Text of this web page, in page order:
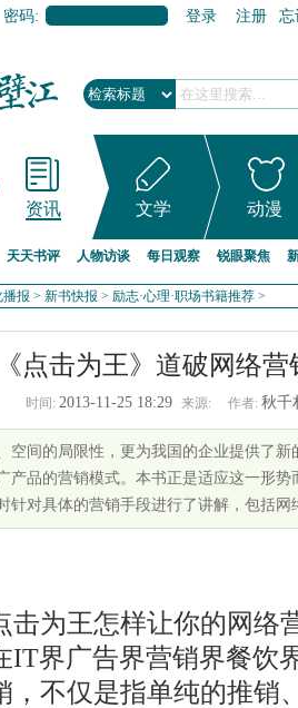
密码: 登录 注册 忘
资讯 文学 动漫
天天书评 人物访谈 每日观察 锐眼聚焦
播报 > 新书快报 > 励志·心理·职场书籍推荐 >
点击为王》道破网络
时间: 2013-11-25 18:29 来源: 作者: 秋
空间的局限性，更为我国的企业提供了
产品的营销模式。本书正是适应这一形
针对具体的营销手段进行了讲解，包括网
为王怎样让你的网络
IT界广告界营销界餐饮
，不仅是指单纯的推销